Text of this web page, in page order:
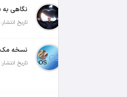
تاریخ انتشار: 1 آگوست 2026
تاریخ انتشار: 30 جولای 2026